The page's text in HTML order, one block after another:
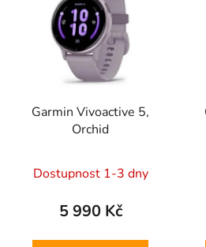
Garmin Vivoactive 5,
Orchid
Dostupnost 1-3 dny
5 990 Kč